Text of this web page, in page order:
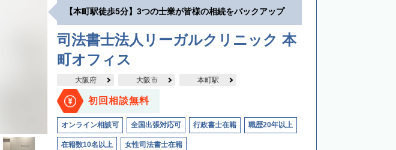
【本町駅徒歩5分】3つの士業が皆様の相続をバックアップ
司法書士法人リーガルクリニック 本
町オフィス
大阪府 大阪市 本町駅
初回相談無料
オンライン相談可 全国出張対応可 行政書士在籍 職歴20年以上
在籍数10名以上 女性司法書士在籍